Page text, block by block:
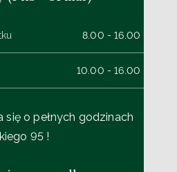
8.00 - 16.00
10.00 - 16.00
się o pełnych godzinach
95 !